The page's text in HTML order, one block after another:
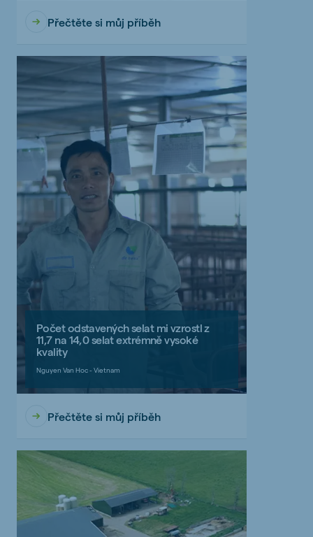
Přečtěte si můj příběh
Počet odstavených selat mi vzrostl z
11,7 na 14,0 selat extrémně vysoké
kvality
Nguyen Van Hoc - Vietnam
Přečtěte si můj příběh